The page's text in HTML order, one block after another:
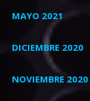
MAYO 2021
DICIEMBRE 2020
NOVIEMBRE 2020